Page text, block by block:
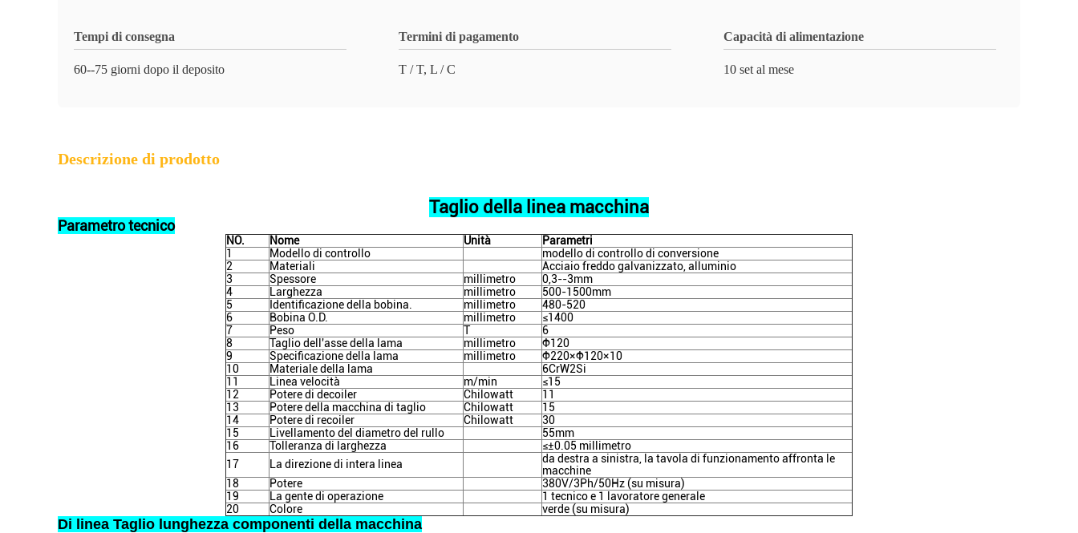
Tempi di consegna
60--75 giorni dopo il deposito
Termini di pagamento
T / T, L / C
Capacità di alimentazione
10 set al mese
Descrizione di prodotto
Taglio della linea macchina
Parametro tecnico
NO. Nome Unità
Parametri
1
Modello di controllo
modello di controllo di conversione
2
Materiali
Acciaio freddo galvanizzato, alluminio
3
Spessore millimetro
0,3--3mm
4
Larghezza millimetro
500-1500mm
5
Identificazione della bobina. millimetro
480-520
6
Bobina O.D. millimetro
≤1400
7
Peso T
6
8
Taglio dell'asse della lama millimetro
Φ120
9
Specificazione della lama millimetro
Φ220×Φ120×10
10
Materiale della lama
6CrW2Si
11
Linea velocità m/min
≤15
12
Potere di decoiler Chilowatt
11
13
Potere della macchina di taglio Chilowatt
15
14
Potere di recoiler Chilowatt
30
15
Livellamento del diametro del rullo
55mm
16
Tolleranza di larghezza
≤±0.05 millimetro
17
La direzione di intera linea
da destra a sinistra, la tavola di funzionamento affronta le
macchine
18
Potere
380V/3Ph/50Hz (su misura)
19
La gente di operazione
1 tecnico e 1 lavoratore generale
20
Colore verde (su misura)
Di linea Taglio lunghezza componenti della macchina